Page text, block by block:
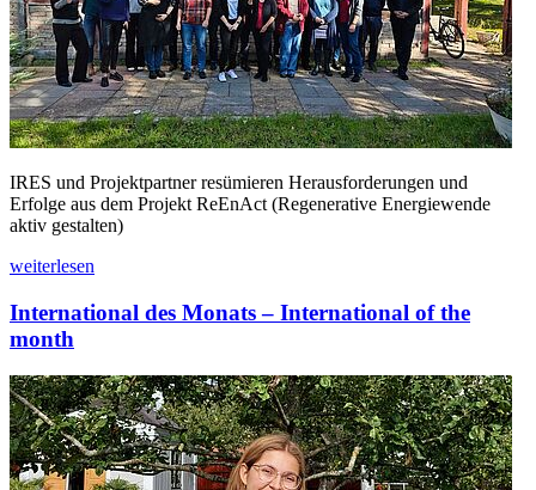
IRES und Projektpartner resümieren Herausforderungen und
Erfolge aus dem Projekt ReEnAct (Regenerative Energiewende
aktiv gestalten)
weiterlesen
International des Monats – International of the
month